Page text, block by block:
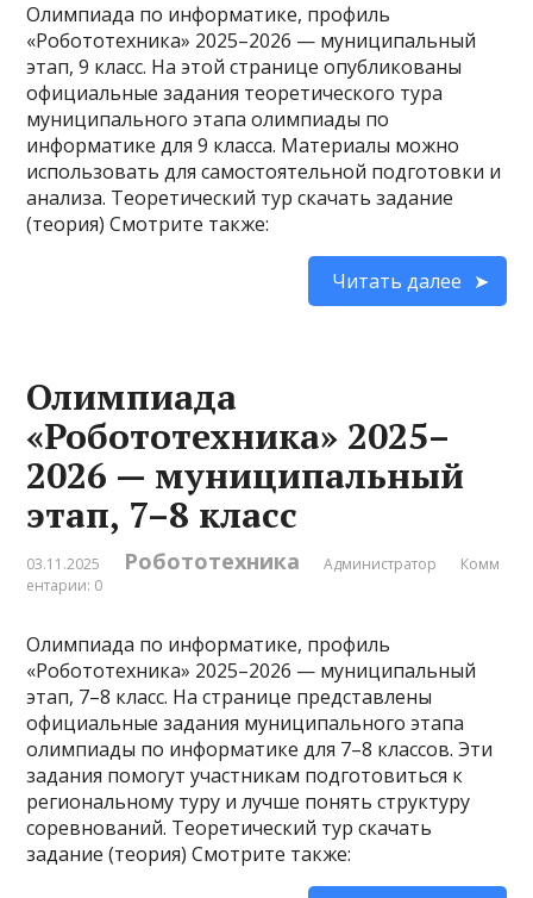
Олимпиада по информатике, профиль
«Робототехника» 2025–2026 — муниципальный
этап, 9 класс. На этой странице опубликованы
официальные задания теоретического тура
муниципального этапа олимпиады по
информатике для 9 класса. Материалы можно
использовать для самостоятельной подготовки и
анализа. Теоретический тур скачать задание
(теория) Смотрите также:
Читать далее
Олимпиада
«Робототехника» 2025–
2026 — муниципальный
этап, 7–8 класс
03.11.2025 Робототехника Администратор
Комм
ентарии: 0
Олимпиада по информатике, профиль
«Робототехника» 2025–2026 — муниципальный
этап, 7–8 класс. На странице представлены
официальные задания муниципального этапа
олимпиады по информатике для 7–8 классов. Эти
задания помогут участникам подготовиться к
региональному туру и лучше понять структуру
соревнований. Теоретический тур скачать
задание (теория) Смотрите также: